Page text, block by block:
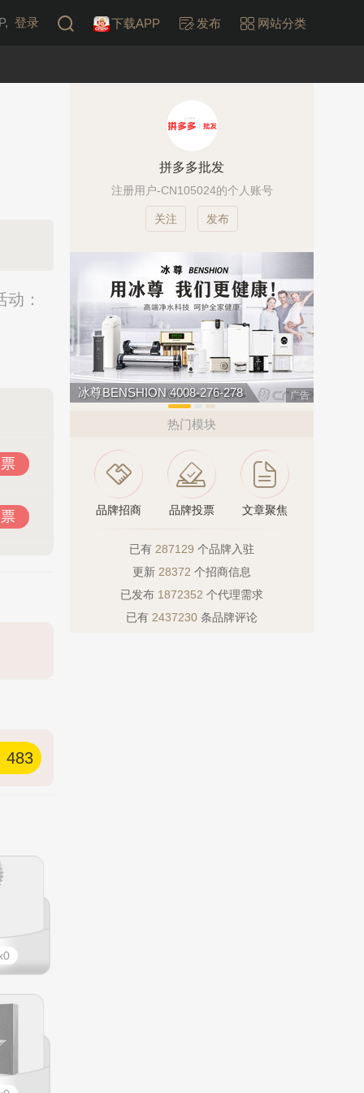
登录 下载APP 发布 网站分类
：
483
拼多多批发
注册用户-CN105024的个人账号
发布
冰尊BENSHION 4008-276-278 广告
热门模块
品牌招商 品牌投票 文章聚焦
已有 287129 个品牌入驻
更新 28372 个招商信息
已发布 1872352 个代理需求
已有 2437230 条品牌评论